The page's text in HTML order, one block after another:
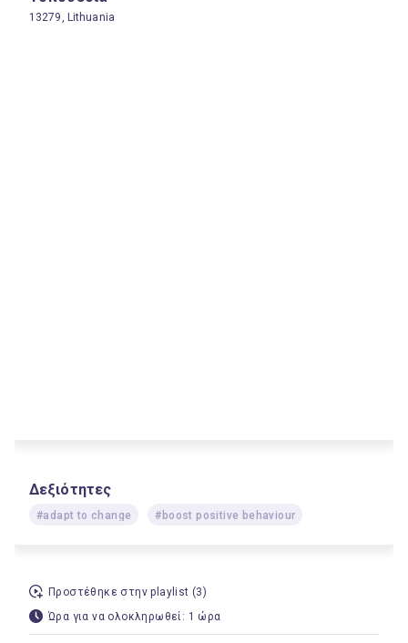
13279, Lithuania
Δεξιότητες
#adapt to change #boost positive behaviour
Προστέθηκε στην playlist (3)
Ώρα για να ολοκληρωθεί: 1 ώρα